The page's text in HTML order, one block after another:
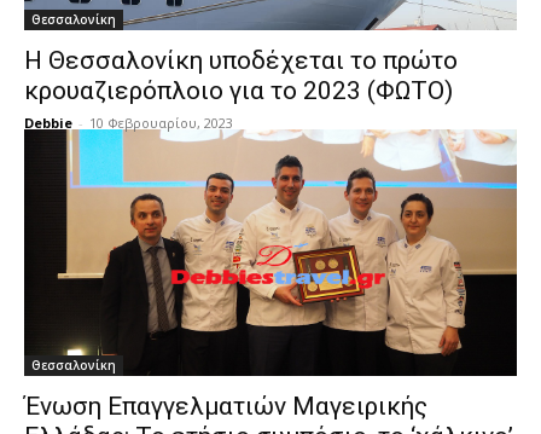
Θεσσαλονίκη
Η Θεσσαλονίκη υποδέχεται το πρώτο
κρουαζιερόπλοιο για το 2023 (ΦΩΤΟ)
Debbie - 10 Φεβρουαρίου, 2023
Θεσσαλονίκη
Ένωση Επαγγελματιών Μαγειρικής